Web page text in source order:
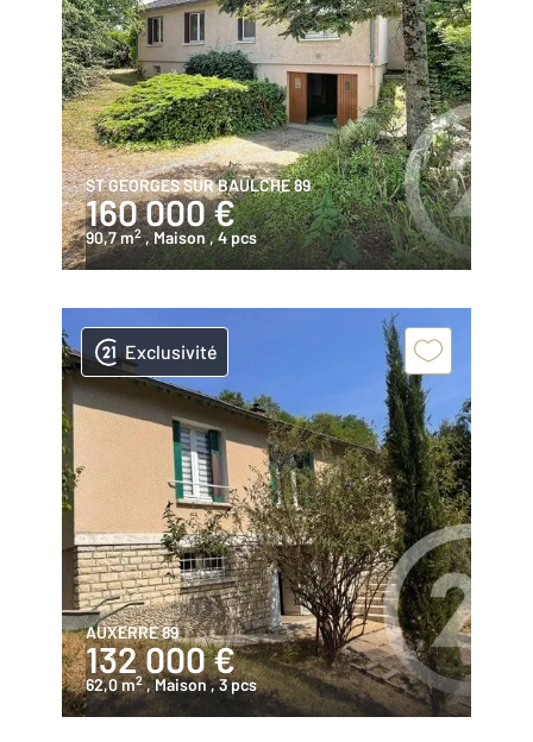
ST GEORGES SUR BAULCHE 89
160 000 €
90,7 m2 , Maison, 4 pcs
Exclusivité
AUXERRE 89
132 000 €
62,0 m2 , Maison, 3 pcs